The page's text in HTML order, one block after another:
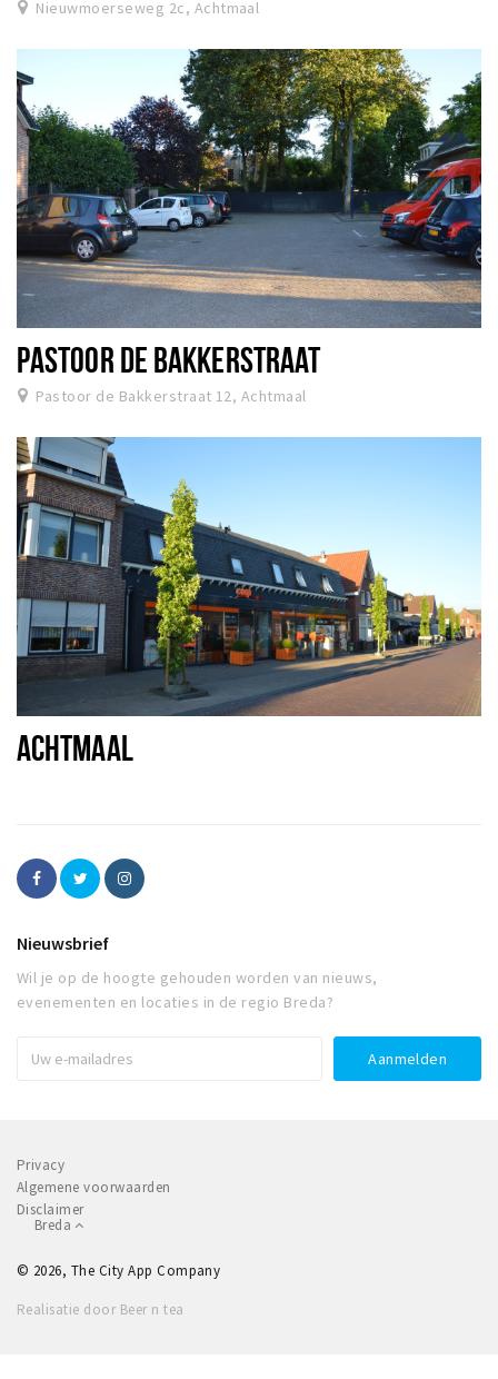
Nieuwmoerseweg 2c, Achtmaal
PASTOOR DE BAKKERSTRAAT
Pastoor de Bakkerstraat 12, Achtmaal
ACHTMAAL
Nieuwsbrief
Wil je op de hoogte gehouden worden van nieuws,
evenementen en locaties in de regio Breda?
Privacy
Algemene voorwaarden
Disclaimer
Breda
© 2026, The City App Company
Realisatie door Beer n tea